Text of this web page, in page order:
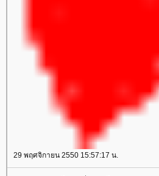
29 พฤศจิกายน 2550 15:57:17 น.